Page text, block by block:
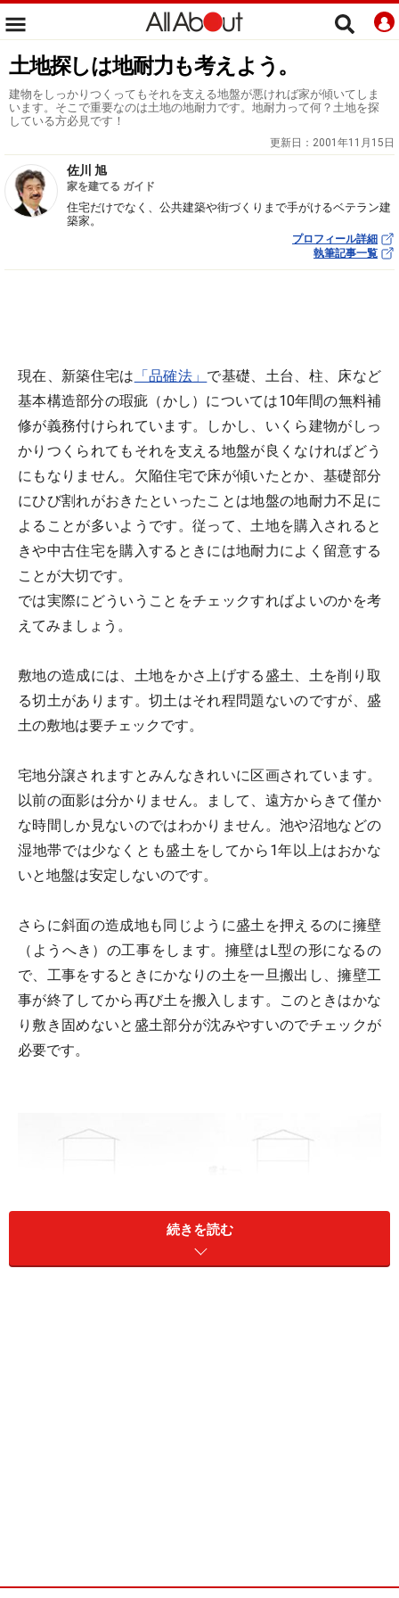
土地探しは地耐力も考えよう。
建物をしっかりつくってもそれを支える地盤が悪ければ家が傾いてしま
います。そこで重要なのは土地の地耐力です。地耐力って何？土地を探
している方必見です！
更新日： 2001年11月15日
佐川 旭
家を建てる ガイド
住宅だけでなく、公共建築や街づくりまで手がけるベテラン建
築家。
プロフィール詳細
執筆記事一覧
現在、新築住宅は 「品確法」 で基礎、土台、柱、床など
基本構造部分の瑕疵（かし）については10年間の無料補
修が義務付けられています。しかし、いくら建物がしっ
かりつくられてもそれを支える地盤が良くなければどう
にもなりません。欠陥住宅で床が傾いたとか、基礎部分
にひび割れがおきたといったことは地盤の地耐力不足に
よることが多いようです。従って、土地を購入されると
きや中古住宅を購入するときには地耐力によく留意する
ことが大切です。
では実際にどういうことをチェックすればよいのかを考
えてみましょう。
敷地の造成には、土地をかさ上げする盛土、土を削り取
る切土があります。切土はそれ程問題ないのですが、盛
土の敷地は要チェックです。
宅地分譲されますとみんなきれいに区画されています。
以前の面影は分かりません。まして、遠方からきて僅か
な時間しか見ないのではわかりません。池や沼地などの
湿地帯では少なくとも盛土をしてから1年以上はおかな
いと地盤は安定しないのです。
さらに斜面の造成地も同じように盛土を押えるのに擁壁
（ようへき）の工事をします。擁壁はL型の形になるの
で、工事をするときにかなりの土を一旦搬出し、擁壁工
事が終了してから再び土を搬入します。このときはかな
り敷き固めないと盛土部分が沈みやすいのでチェックが
必要です。
目安にされてください。
続きを読む